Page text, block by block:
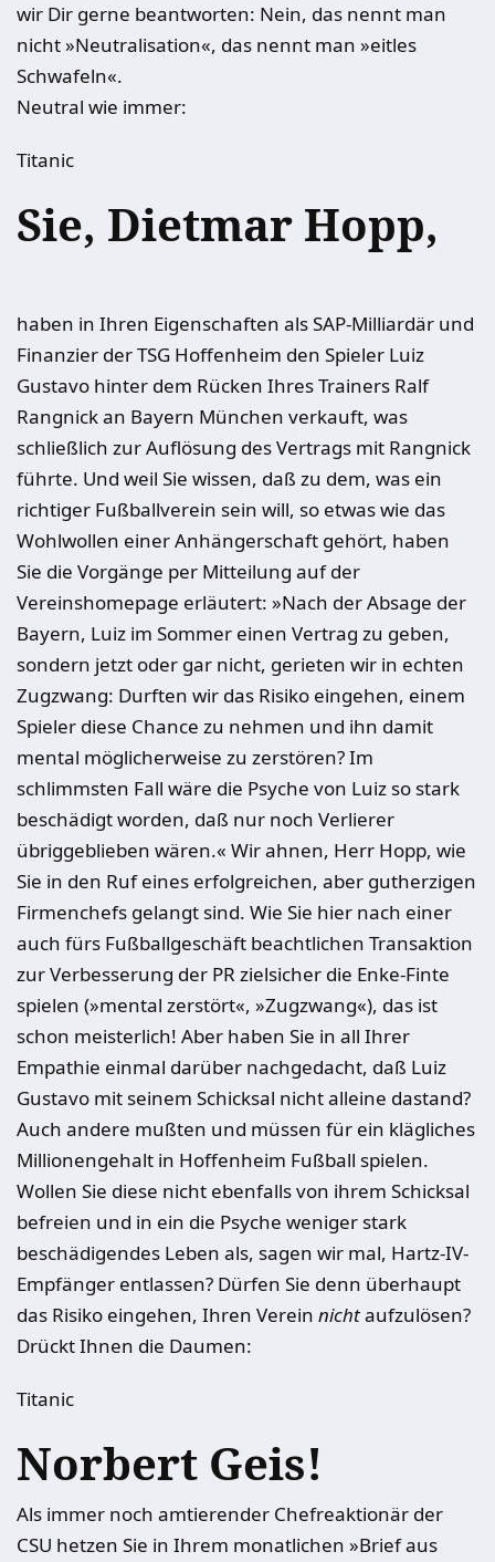
wir Dir gerne beantworten: Nein, das nennt man
nicht »Neutralisation«, das nennt man »eitles
Schwafeln«.
Neutral wie immer:
Titanic
Sie, Dietmar Hopp,
haben in Ihren Eigenschaften als SAP-Milliardär und
Finanzier der TSG Hoffenheim den Spieler Luiz
Gustavo hinter dem Rücken Ihres Trainers Ralf
Rangnick an Bayern München verkauft, was
schließlich zur Auflösung des Vertrags mit Rangnick
führte. Und weil Sie wissen, daß zu dem, was ein
richtiger Fußballverein sein will, so etwas wie das
Wohlwollen einer Anhängerschaft gehört, haben
Sie die Vorgänge per Mitteilung auf der
Vereinshomepage erläutert: »Nach der Absage der
Bayern, Luiz im Sommer einen Vertrag zu geben,
sondern jetzt oder gar nicht, gerieten wir in echten
Zugzwang: Durften wir das Risiko eingehen, einem
Spieler diese Chance zu nehmen und ihn damit
mental möglicherweise zu zerstören? Im
schlimmsten Fall wäre die Psyche von Luiz so stark
beschädigt worden, daß nur noch Verlierer
übriggeblieben wären.« Wir ahnen, Herr Hopp, wie
Sie in den Ruf eines erfolgreichen, aber gutherzigen
Firmenchefs gelangt sind. Wie Sie hier nach einer
auch fürs Fußballgeschäft beachtlichen Transaktion
zur Verbesserung der PR zielsicher die Enke-Finte
spielen (»mental zerstört«, »Zugzwang«), das ist
schon meisterlich! Aber haben Sie in all Ihrer
Empathie einmal darüber nachgedacht, daß Luiz
Gustavo mit seinem Schicksal nicht alleine dastand?
Auch andere mußten und müssen für ein klägliches
Millionengehalt in Hoffenheim Fußball spielen.
Wollen Sie diese nicht ebenfalls von ihrem Schicksal
befreien und in ein die Psyche weniger stark
beschädigendes Leben als, sagen wir mal, Hartz-IV-
Empfänger entlassen? Dürfen Sie denn überhaupt
das Risiko eingehen, Ihren Verein nichtaufzulösen?
Drückt Ihnen die Daumen:
Titanic
Norbert Geis!
Als immer noch amtierender Chefreaktionär der
CSU hetzen Sie in Ihrem monatlichen »Brief aus